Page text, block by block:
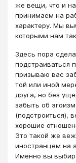
же вещи, что и
принимаем на
характеру. Мы
которыми нам
Здесь пора
подстраиваться
призываю вас
той или иной
друга, но без
забыть об
(подстроиться),
хорошие
Это такой же
иностранцем на
Именно вы